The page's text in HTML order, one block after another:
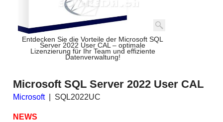
Entdecken Sie die Vorteile der Microsoft SQL
Server 2022 User CAL – optimale
Lizenzierung für Ihr Team und effiziente
Datenverwaltung!
Microsoft SQL Server 2022 User CAL
Microsoft SQL2022UC
NEWS